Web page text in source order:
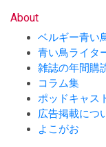
About
ベルギー青い
青い鳥ライタ
雑誌の年間購
コラム集
ポッドキャス
広告掲載につ
よこがお